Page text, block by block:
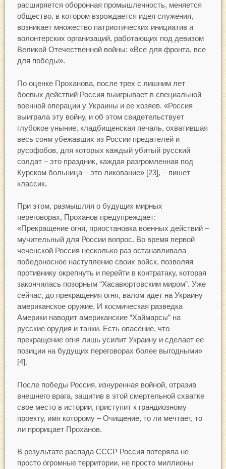
расширяется оборонная промышленность, меняется
общество, в котором взрождается идея служения,
возникает множество патриотических инициатив и
волонтерских организаций, работающих под девизом
Великой Отечественной войны: «Все для фронта, все
для победы».
По оценке Проханова, после трех с лишним лет
боевых действий Россия выигрывает в специальной
военной операции у Украины и ее хозяев. «Россия
выиграла эту войну, и об этом свидетельствует
глубокое уныние, кладбищенская печаль, охватившая
весь сонм убежавших из России предателей и
русофобов, для которых каждый убитый русский
солдат – это праздник, каждая разгромленная под
Курском больница – это ликование» [23], – пишет
классик.
При этом, размышляя о будущих мирных
переговорах, Проханов предупреждает:
«Прекращение огня, приостановка военных действий –
мучительный для России вопрос. Во время первой
чеченской Россия несколько раз останавливала
победоносное наступление своих войск, позволяя
противнику окрепнуть и перейти в контратаку, которая
закончилась позорным “Хасавюртовским миром”. Уже
сейчас, до прекращения огня, валом идет на Украину
американское оружие. И космическая разведка
Америки наводит американские “Хаймарсы” на
русские орудия и танки. Есть опасение, что
прекращение огня лишь усилит Украину и сделает ее
позиции на будущих переговорах более выгодными»
[4].
После победы Россия, изнуренная войной, отразив
внешнего врага, защитив в этой смертельной схватке
свое место в истории, приступит к грандиозному
проекту, имя которому – Очищение, то ли мечтает, то
ли прорицает Проханов.
В результате распада СССР Россия потеряла не
просто огромные территории, не просто миллионы